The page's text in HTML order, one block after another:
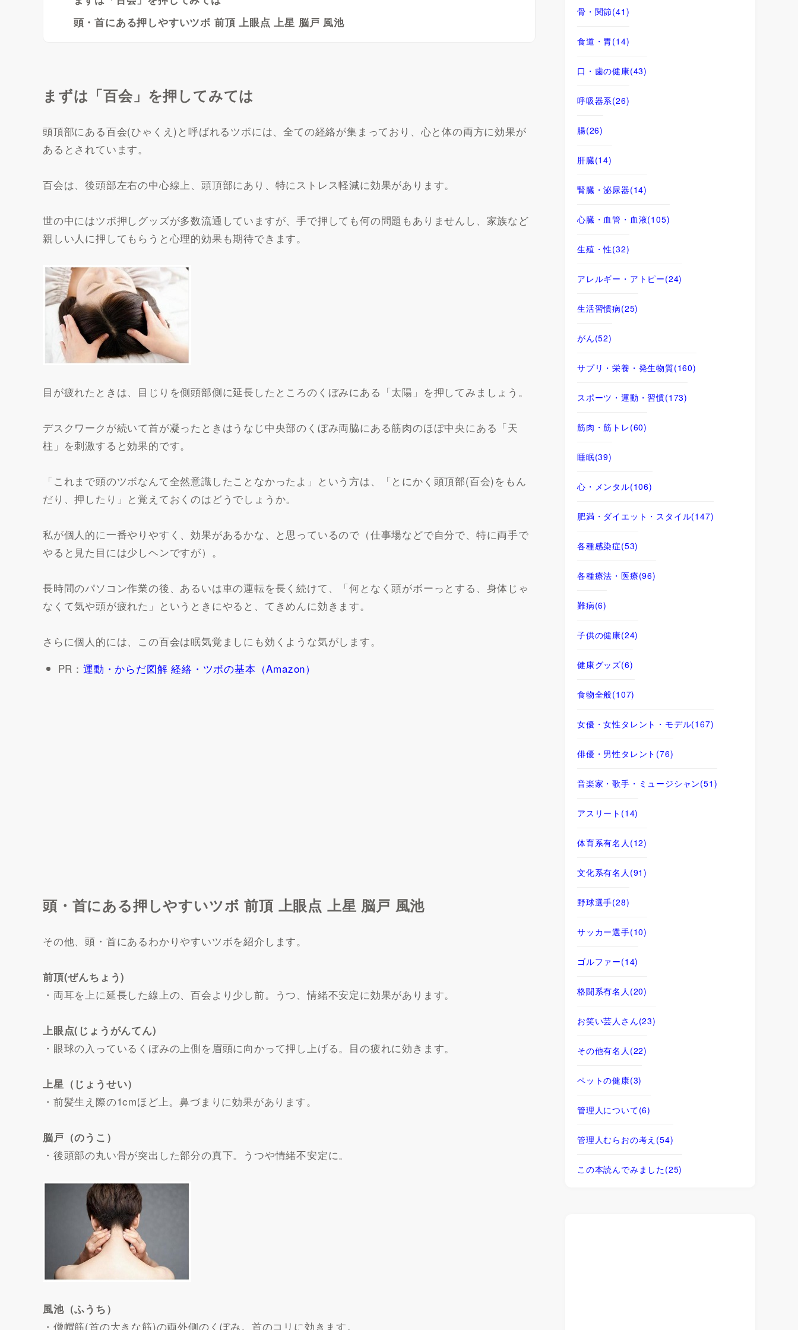
頭・首にある押しやすいツボ 前頂 上眼点 上星 脳戸 風池
まずは「百会」を押してみては
頭頂部にある百会(ひゃくえ)と呼ばれるツボには、全ての経絡が集まっており、心と体の両方に効果が
あるとされています。
百会は、後頭部左右の中心線上、頭頂部にあり、特にストレス軽減に効果があります。
世の中にはツボ押しグッズが多数流通していますが、手で押しても何の問題もありませんし、家族など
親しい人に押してもらうと心理的効果も期待できます。
目が疲れたときは、目じりを側頭部側に延長したところのくぼみにある「太陽」を押してみましょう。
デスクワークが続いて首が凝ったときはうなじ中央部のくぼみ両脇にある筋肉のほぼ中央にある「天
柱」を刺激すると効果的です。
「これまで頭のツボなんて全然意識したことなかったよ」という方は、「とにかく頭頂部(百会)をもん
だり、押したり」と覚えておくのはどうでしょうか。
私が個人的に一番やりやすく、効果があるかな、と思っているので（仕事場などで自分で、特に両手で
やると見た目には少しヘンですが）。
長時間のパソコン作業の後、あるいは車の運転を長く続けて、「何となく頭がボーっとする、身体じゃ
なくて気や頭が疲れた」というときにやると、てきめんに効きます。
さらに個人的には、この百会は眠気覚ましにも効くような気がします。
PR： 運動・からだ図解 経絡・ツボの基本（Amazon）
頭・首にある押しやすいツボ 前頂 上眼点 上星 脳戸 風池
その他、頭・首にあるわかりやすいツボを紹介します。
前頂(ぜんちょう)
・両耳を上に延長した線上の、百会より少し前。うつ、情緒不安定に効果があります。
上眼点(じょうがんてん)
・眼球の入っているくぼみの上側を眉頭に向かって押し上げる。目の疲れに効きます。
上星（じょうせい）
・前髪生え際の1cmほど上。鼻づまりに効果があります。
脳戸（のうこ）
・後頭部の丸い骨が突出した部分の真下。うつや情緒不安定に。
風池（ふうち）
・僧帽筋(首の大きな筋)の両外側のくぼみ。首のコリに効きます。
骨・関節(41)
食道・胃 (14)
口・歯の健康(43)
呼吸器系(26)
腸(26)
肝臓(14)
腎臓・泌尿器(14)
心臓・血管・血液(105)
生殖・性(32)
アレルギー・アトピー(24)
生活習慣病(25)
がん(52)
サプリ・栄養・発生物質(160)
スポーツ・運動・習慣(173)
筋肉・筋トレ(60)
睡眠(39)
心・メンタル(106)
肥満・ダイエット・スタイル(147)
各種感染症(53)
各種療法・医療(96)
難病(6)
子供の健康(24)
健康グッズ(6)
食物全般(107)
女優・女性タレント・モデル(167)
俳優・男性タレント (76)
音楽家・歌手・ミュージシャン(51)
アスリート (14)
体育系有名人 (12)
文化系有名人 (91)
野球選手(28)
サッカー選手(10)
ゴルファー(14)
格闘系有名人 (20)
お笑い芸人さん(23)
その他有名人 (22)
ペットの健康(3)
管理人について(6)
管理人むらおの考え (54)
この本読んでみました(25)